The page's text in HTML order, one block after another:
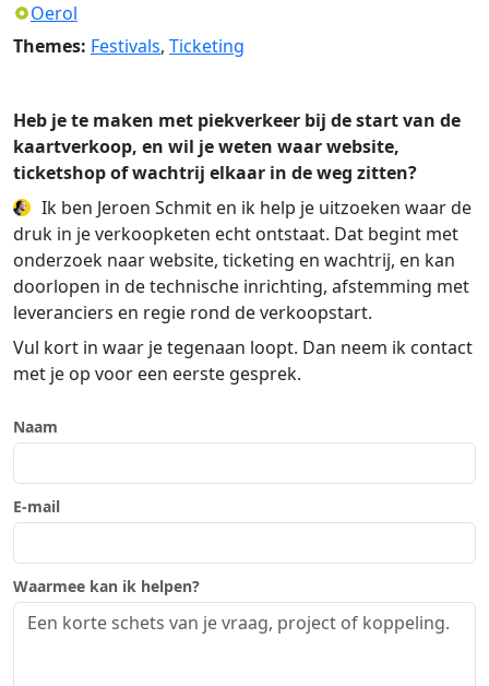
Oerol
Themes: Festivals, Ticketing
Heb je te maken met piekverkeer bij de start van de
kaartverkoop, en wil je weten waar website,
ticketshop of wachtrij elkaar in de weg zitten?
Ik ben Jeroen Schmit en ik help je uitzoeken waar de
druk in je verkoopketen echt ontstaat. Dat begint met
onderzoek naar website, ticketing en wachtrij, en kan
doorlopen in de technische inrichting, afstemming met
leveranciers en regie rond de verkoopstart.
Vul kort in waar je tegenaan loopt. Dan neem ik contact
met je op voor een eerste gesprek.
Naam
E-mail
Waarmee kan ik helpen?